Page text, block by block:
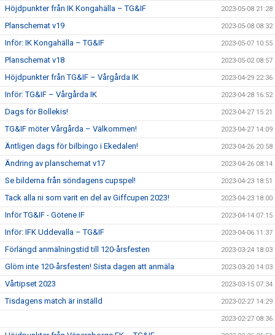
Höjdpunkter från IK Kongahälla – TG&IF 2023-05-08 21:28
Planschemat v19 2023-05-08 08:32
Inför: IK Kongahälla – TG&IF 2023-05-07 10:55
Planschemat v18 2023-05-02 08:57
Höjdpunkter från TG&IF – Vårgårda IK 2023-04-29 22:36
Inför: TG&IF – Vårgårda IK 2023-04-28 16:52
Dags för Bollekis! 2023-04-27 15:21
TG&IF möter Vårgårda – Välkommen! 2023-04-27 14:09
Äntligen dags för bilbingo i Ekedalen! 2023-04-26 20:58
Ändring av planschemat v17 2023-04-26 08:14
Se bilderna från söndagens cupspel! 2023-04-23 18:51
Tack alla ni som varit en del av Giffcupen 2023! 2023-04-23 18:00
Inför TG&IF - Götene IF 2023-04-14 07:15
Inför: IFK Uddevalla – TG&IF 2023-04-06 11:37
Förlängd anmälningstid till 120-årsfesten 2023-03-24 18:03
Glöm inte 120-årsfesten! Sista dagen att anmäla 2023-03-20 14:03
Vårtipset 2023 2023-03-15 07:34
Tisdagens match är inställd 2023-02-27 14:29
2023-02-27 08:36